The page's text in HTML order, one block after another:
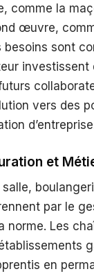
comme la
œuvre,
besoins sont
investissent
vers des
et
par le
norme. Les
en